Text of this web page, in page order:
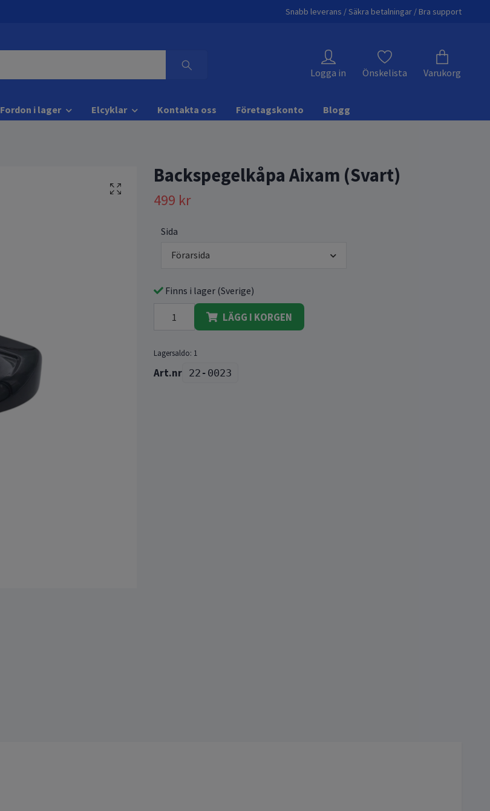
Snabb leverans / Säkra betalningar / Bra support
Logga in Önskelista Varukorg
Fordon i lager Elcyklar Kontakta oss Företagskonto Blogg
Backspegelkåpa Aixam (Svart)
499 kr
Sida
Förarsida
Finns i lager (Sverige)
LÄGG I KORGEN
Lagersaldo: 1
22-0023